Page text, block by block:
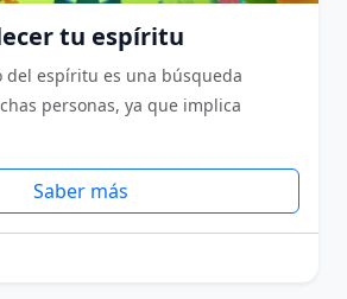
tu espíritu
del espíritu es una búsqueda
personas, ya que implica
Saber más